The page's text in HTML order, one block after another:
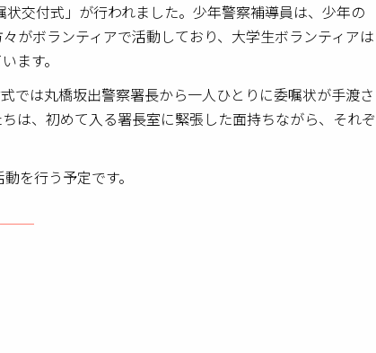
交付式」が行われました。少年警察補導員は、少年の
がボランティアで活動しており、大学生ボランティアは
ます。
では丸橋坂出警察署長から一人ひとりに委嘱状が手渡さ
は、初めて入る署長室に緊張した面持ちながら、それぞ
を行う予定です。